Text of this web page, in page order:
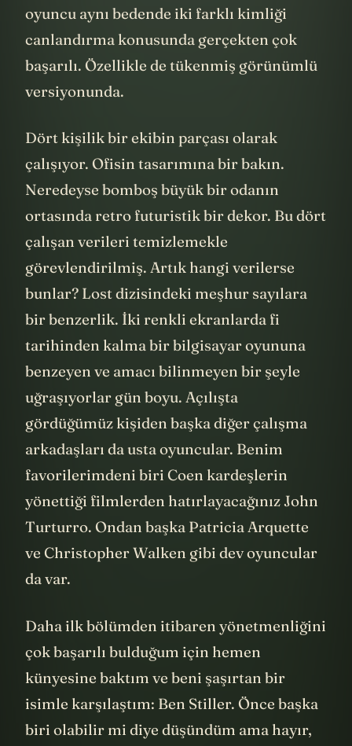
oyuncu aynı bedende iki farklı kimliği
canlandırma konusunda gerçekten çok
başarılı. Özellikle de tükenmiş görünümlü
versiyonunda.
Dört kişilik bir ekibin parçası olarak
çalışıyor. Ofisin tasarımına bir bakın.
Neredeyse bomboş büyük bir odanın
ortasında retro futuristik bir dekor. Bu dört
çalışan verileri temizlemekle
görevlendirilmiş. Artık hangi verilerse
bunlar? Lost dizisindeki meşhur sayılara
bir benzerlik. İki renkli ekranlarda fi
tarihinden kalma bir bilgisayar oyununa
benzeyen ve amacı bilinmeyen bir şeyle
uğraşıyorlar gün boyu. Açılışta
gördüğümüz kişiden başka diğer çalışma
arkadaşları da usta oyuncular. Benim
favorilerimdeni biri Coen kardeşlerin
yönettiği filmlerden hatırlayacağınız John
Turturro. Ondan başka Patricia Arquette
ve Christopher Walken gibi dev oyuncular
da var.
Daha ilk bölümden itibaren yönetmenliğini
çok başarılı bulduğum için hemen
künyesine baktım ve beni şaşırtan bir
isimle karşılaştım: Ben Stiller. Önce başka
biri olabilir mi diye düşündüm ama hayır,